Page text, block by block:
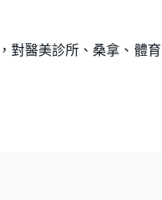
對醫美診所、桑拿、體育